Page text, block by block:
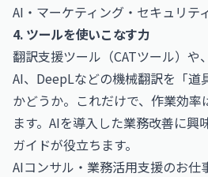
AI・マーケティング・セキュリテ
4. ツールを使いこなす力
翻訳支援ツール（CATツール）や
AI、DeepLなどの機械翻訳を「道
かどうか。これだけで、作業効率
ます。AIを導入した業務改善に興
ガイドが役立ちます。
AIコンサル・業務活用支援のお仕